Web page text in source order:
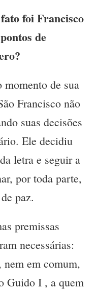
foi Francisco
de
momento de sua
Francisco não
suas decisões
Ele decidiu
letra e seguir a
por toda parte,
paz.
premissas
necessárias:
nem em comum,
Guido I , a quem